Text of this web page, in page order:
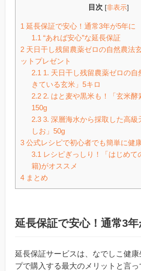
目次 [非表示]
1 延長保証で安心！通常3年が5年に
1.1 “あれば安心”な延長保証
2 天日干し残留農薬ゼロの自然農法
ットプレゼント
2.1 1. 天日干し残留農薬ゼロの自
きている玄米」5キロ
2.22. はと麦や黒米も！「玄米酵
150g
2.33. 深層海水から採取した高級
しお」50g
3 公式レシピで初心者でも簡単に健
3.1 レシピぎっしり！「はじめて
籍)がオススメ
4 まとめ
延長保証で安心！通常3
延長保証サービスは、なでしこ健
プで購入する最大のメリットと言っ